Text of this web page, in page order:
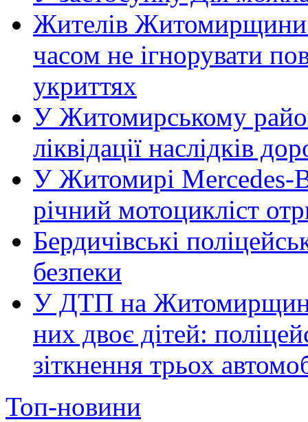
Жителів Житомирщини
часом не ігнорувати
укриттях
У Житомирському
ліквідації наслідків
У Житомирі Mercedes-
річний мотоцикліст
Бердичівські
безпеки
У ДТП на Житомирщині
них двоє дітей:
зіткнення трьох
Топ-новини